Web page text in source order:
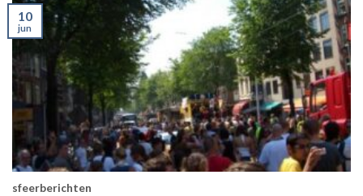
sfeerberichten
10
jun